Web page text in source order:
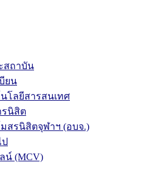
สถาบัน
ยน
โลยีสารสนเทศ
รนิสิต
สรนิสิตจุฬาฯ (อบจ.)
น์ (MCV)